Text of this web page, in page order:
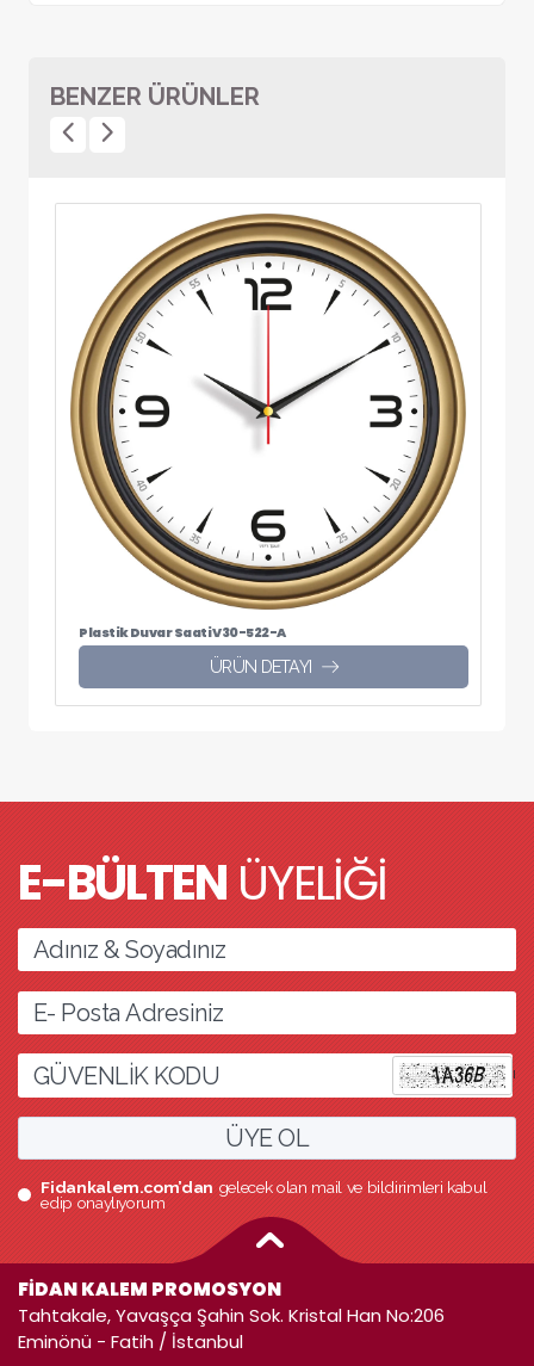
BENZER ÜRÜNLER
Plastik Duvar Saati V30-522-A
ÜRÜN DETAYI
E-BÜLTENÜYELİĞİ
l
ÜYE OL
Fidankalem.com’dangelecek olan mail ve bildirimleri kabul
edip onaylıyorum
FİDAN KALEM PROMOSYON
Tahtakale, Yavaşça Şahin Sok. Kristal Han No:206
Eminönü - Fatih / İstanbul